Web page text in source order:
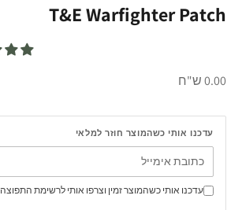
T&E Warfighter Patch
מחיר מבצע
0.00 ש"ח
עדכנו אותי כשהמוצר חוזר למלאי
עדכנו אותי כשהמוצר זמין וצרפו אותי לרשימת התפוצה